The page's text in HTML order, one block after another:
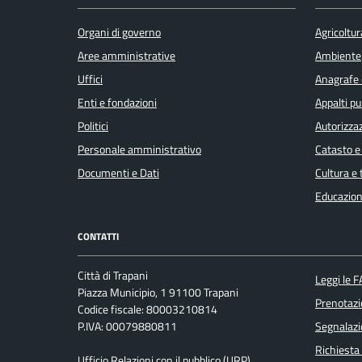
Organi di governo
Aree amministrative
Uffici
Enti e fondazioni
Politici
Personale amministrativo
Documenti e Dati
Ambiente
Appalti
Catasto
Cultura e
CONTATTI
Città di Trapani
Piazza Municipio, 1 91100 Trapani
Codice fiscale: 80003210814
P.IVA: 00079880811
Leggi le